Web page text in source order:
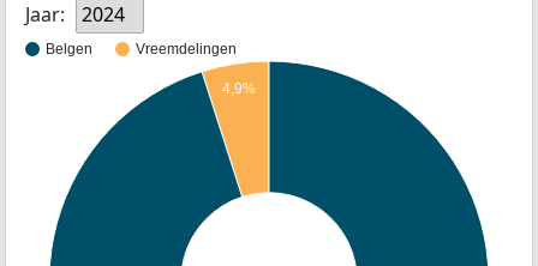
Jaar: 2024
Belgen Vreemdelingen
4,9%